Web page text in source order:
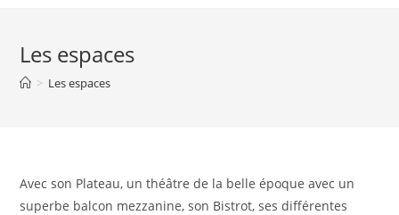
Les espaces
> Les espaces
Avec son Plateau, un théâtre de la belle époque avec un
superbe balcon mezzanine, son Bistrot, ses différentes